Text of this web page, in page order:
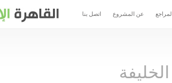
المراجع عن المشروع اتصل بنا
الخليفة